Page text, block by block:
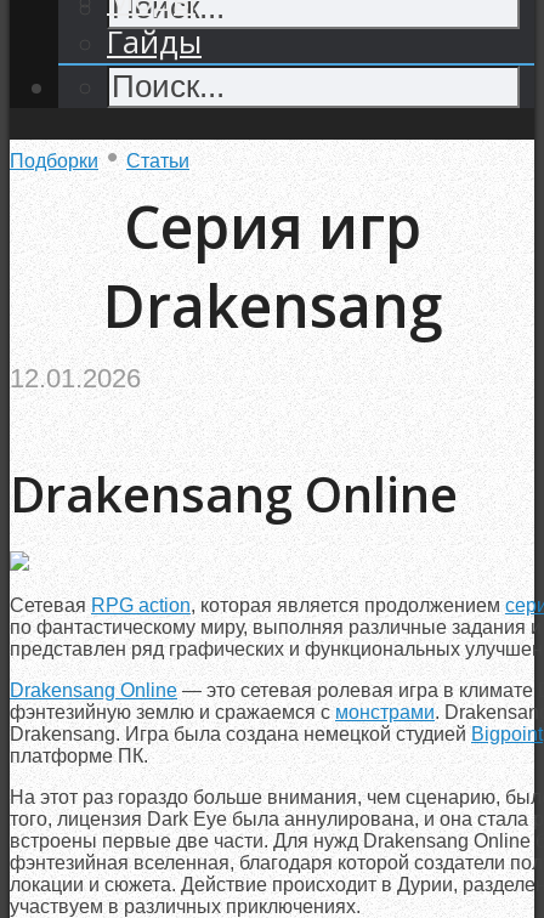
Гайды
Подборки • Статьи
Серия игр
Drakensang
12.01.2026
Drakensang Online
Сетевая RPG action, которая является продолжением
по фантастическому миру, выполняя различные задания
представлен ряд графических и функциональных
Drakensang Online— это сетевая ролевая игра в
фэнтезийную землю и сражаемся смонстрами.
Drakensang. Игра была создана немецкой студией Bigpoint
платформе ПК.
На этот раз гораздо больше внимания, чем сценарию,
того, лицензия Dark Eye была аннулирована, и она стала
встроены первые две части. Для нужд Drakensang Online
фэнтезийная вселенная, благодаря которой создатели
локации и сюжета. Действие происходит в Дурии,
участвуем в различных приключениях.